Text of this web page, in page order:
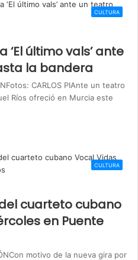
CULTURA
‘El último vals’ ante
la bandera
CARLOS PIAnte un teatro
Ríos ofreció en Murcia este
CULTURA
cuarteto cubano
en Puente
motivo de la nueva gira por